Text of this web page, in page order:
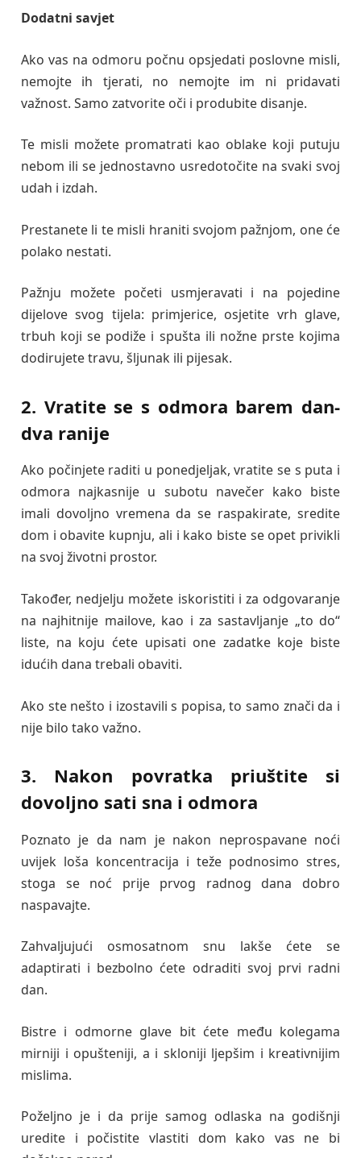
Dodatni savjet
Ako vas na odmoru počnu opsjedati poslovne misli,
nemojte ih tjerati, no nemojte im ni pridavati
važnost. Samo zatvorite oči i produbite disanje.
Te misli možete promatrati kao oblake koji putuju
nebom ili se jednostavno usredotočite na svaki svoj
udah i izdah.
Prestanete li te misli hraniti svojom pažnjom, one će
polako nestati.
Pažnju možete početi usmjeravati i na pojedine
dijelove svog tijela: primjerice, osjetite vrh glave,
trbuh koji se podiže i spušta ili nožne prste kojima
dodirujete travu, šljunak ili pijesak.
2. Vratite se s odmora barem dan-
dva ranije
Ako počinjete raditi u ponedjeljak, vratite se s puta i
odmora najkasnije u subotu navečer kako biste
imali dovoljno vremena da se raspakirate, sredite
dom i obavite kupnju, ali i kako biste se opet privikli
na svoj životni prostor.
Također, nedjelju možete iskoristiti i za odgovaranje
na najhitnije mailove, kao i za sastavljanje „to do“
liste, na koju ćete upisati one zadatke koje biste
idućih dana trebali obaviti.
Ako ste nešto i izostavili s popisa, to samo znači da i
nije bilo tako važno.
3. Nakon povratka priuštite si
dovoljno sati sna i odmora
Poznato je da nam je nakon neprospavane noći
uvijek loša koncentracija i teže podnosimo stres,
stoga se noć prije prvog radnog dana dobro
naspavajte.
Zahvaljujući osmosatnom snu lakše ćete se
adaptirati i bezbolno ćete odraditi svoj prvi radni
dan.
Bistre i odmorne glave bit ćete među kolegama
mirniji i opušteniji, a i skloniji ljepšim i kreativnijim
mislima.
Poželjno je i da prije samog odlaska na godišnji
uredite i počistite vlastiti dom kako vas ne bi